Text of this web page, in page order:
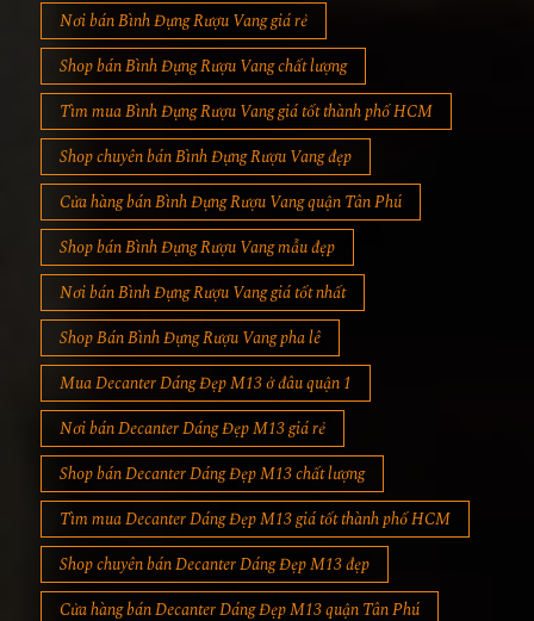
Nơi bán Bình Đựng Rượu Vang giá rẻ
Shop bán Bình Đựng Rượu Vang chất lượng
Tìm mua Bình Đựng Rượu Vang giá tốt thành phố HCM
Shop chuyên bán Bình Đựng Rượu Vang đẹp
Cửa hàng bán Bình Đựng Rượu Vang quận Tân Phú
Shop bán Bình Đựng Rượu Vang mẫu đẹp
Nơi bán Bình Đựng Rượu Vang giá tốt nhất
Shop Bán Bình Đựng Rượu Vang pha lê
Mua Decanter Dáng Đẹp M13 ở đâu quận 1
Nơi bán Decanter Dáng Đẹp M13 giá rẻ
Shop bán Decanter Dáng Đẹp M13 chất lượng
Tìm mua Decanter Dáng Đẹp M13 giá tốt thành phố HCM
Shop chuyên bán Decanter Dáng Đẹp M13 đẹp
Cửa hàng bán Decanter Dáng Đẹp M13 quận Tân Phú